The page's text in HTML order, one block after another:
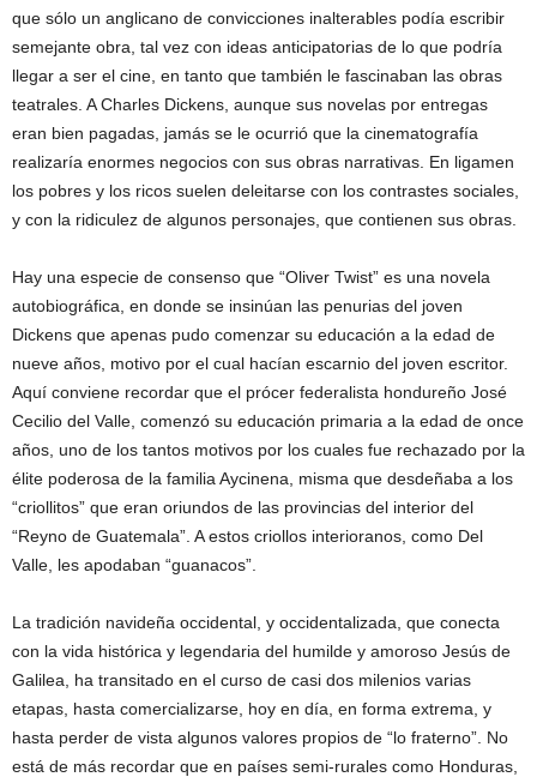
que sólo un anglicano de convicciones inalterables podía escribir
semejante obra, tal vez con ideas anticipatorias de lo que podría
llegar a ser el cine, en tanto que también le fascinaban las obras
teatrales. A Charles Dickens, aunque sus novelas por entregas
eran bien pagadas, jamás se le ocurrió que la cinematografía
realizaría enormes negocios con sus obras narrativas. En ligamen
los pobres y los ricos suelen deleitarse con los contrastes sociales,
y con la ridiculez de algunos personajes, que contienen sus obras.
Hay una especie de consenso que “Oliver Twist” es una novela
autobiográfica, en donde se insinúan las penurias del joven
Dickens que apenas pudo comenzar su educación a la edad de
nueve años, motivo por el cual hacían escarnio del joven escritor.
Aquí conviene recordar que el prócer federalista hondureño José
Cecilio del Valle, comenzó su educación primaria a la edad de once
años, uno de los tantos motivos por los cuales fue rechazado por la
élite poderosa de la familia Aycinena, misma que desdeñaba a los
“criollitos” que eran oriundos de las provincias del interior del
“Reyno de Guatemala”. A estos criollos interioranos, como Del
Valle, les apodaban “guanacos”.
La tradición navideña occidental, y occidentalizada, que conecta
con la vida histórica y legendaria del humilde y amoroso Jesús de
Galilea, ha transitado en el curso de casi dos milenios varias
etapas, hasta comercializarse, hoy en día, en forma extrema, y
hasta perder de vista algunos valores propios de “lo fraterno”. No
está de más recordar que en países semi-rurales como Honduras,